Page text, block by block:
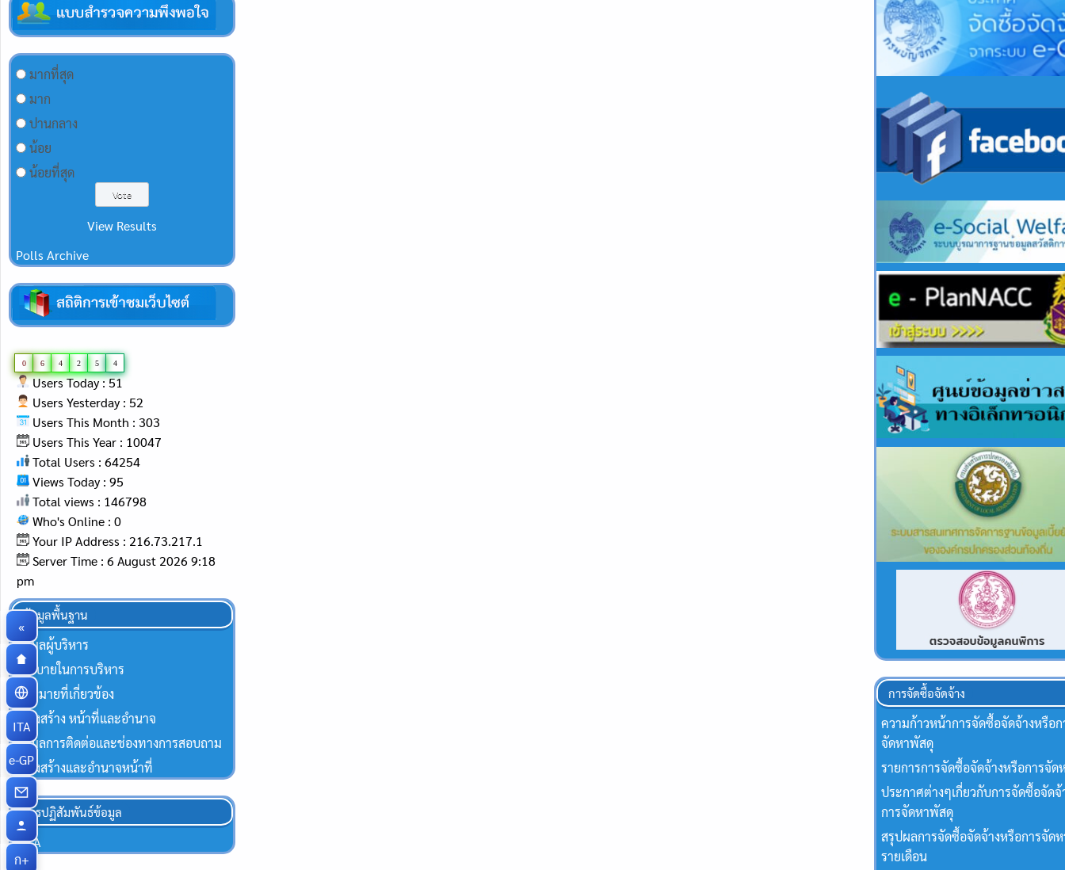
มากที่สุด
มาก
ปานกลาง
น้อย
น้อยที่สุด
View Results
Polls Archive
0 6 4 2 5 4
Users Today : 51
Users Yesterday : 52
Users This Month : 303
Users This Year : 10047
Total Users : 64254
Views Today : 95
Total views : 146798
Who's Online : 0
Your IP Address : 216.73.217.1
Server Time : 6 August 2026 9:18
pm
ข้อมูลพื้นฐาน
ข้อมูลผู้บริหาร
นโยบายในการบริหาร
กฏหมายที่เกี่ยวข้อง
โครงสร้าง หน้าที่และอำนาจ
ข้อมูลการติดต่อและช่องทางการสอบถาม
โครงสร้างและอำนาจหน้าที่
การปฏิสัมพันธ์ข้อมูล
Q&A
การจัดซื้อจัดจ้าง
ความก้าวหน้าการจัดซื้อจัดจ้างหรือก
จัดหาพัสดุ
รายการการจัดซื้อจัดจ้างหรือการจั
ประกาศต่างๆเกี่ยวกับการจัดซื้อจัดจ้
การจัดหาพัสดุ
สรุปผลการจัดซื้อจัดจ้างหรือการจัด
รายเดือน
«
ITA
e-GP
ก+